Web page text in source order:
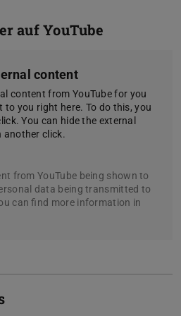
auf YouTube
content
content from YouTube for you
to you right here. To do this, you
You can hide the external
click.
from YouTube being shown to
data being transmitted to
can find more information in